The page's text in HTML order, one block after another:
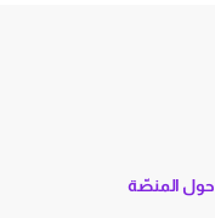
حول المنصّة